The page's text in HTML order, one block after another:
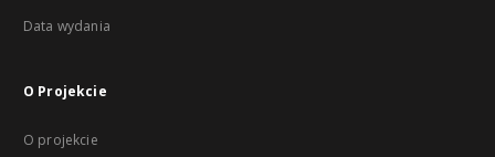
Data wydania
O Projekcie
O projekcie